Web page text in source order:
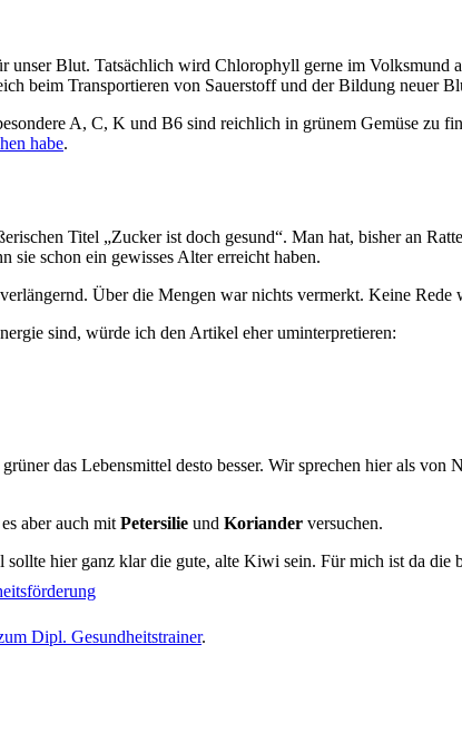
Blut. Tatsächlich wird Chlorophyll gerne im Volksmund
beim Transportieren von Sauerstoff und der Bildung neuer
A, C, K und B6 sind reichlich in grünem Gemüse zu
habe.
Titel „Zucker ist doch gesund“. Man hat, bisher an
sie schon ein gewisses Alter erreicht haben.
Über die Mengen war nichts vermerkt. Keine
sind, würde ich den Artikel eher uminterpretieren:
das Lebensmittel desto besser. Wir sprechen hier als von
aber auch mit Petersilie und Koriander versuchen.
hier ganz klar die gute, alte Kiwi sein. Für mich ist da die
Dipl. Gesundheitstrainer.